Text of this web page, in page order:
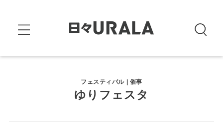
フェスティバル | 催事
ゆりフェスタ